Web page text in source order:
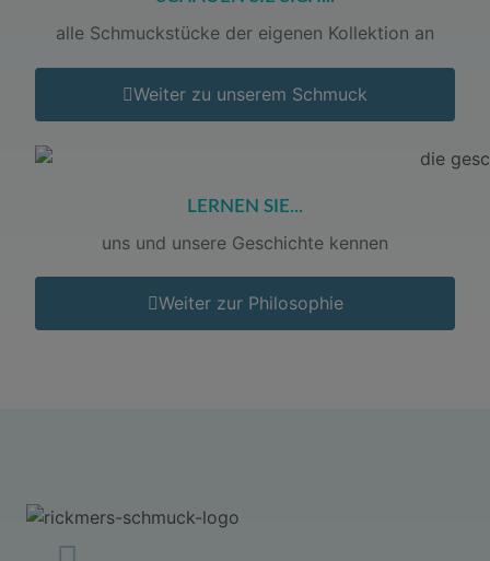
alle Schmuckstücke der eigenen Kollektion an
Weiter zu unserem Schmuck
LERNEN SIE...
uns und unsere Geschichte kennen
Weiter zur Philosophie